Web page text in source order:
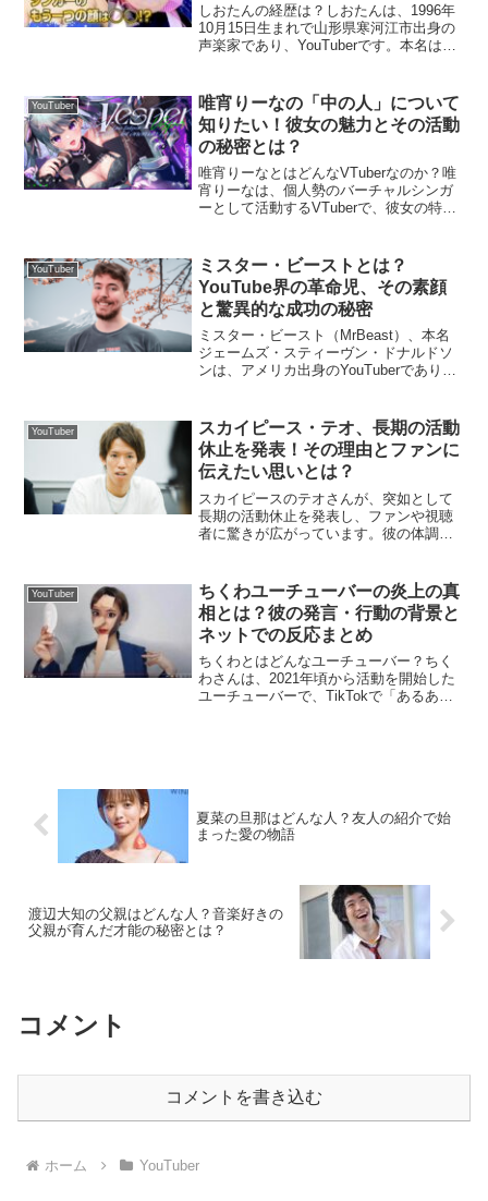
しおたんの経歴は？しおたんは、1996年
10月15日生まれで山形県寒河江市出身の
声楽家であり、YouTuberです。本名は鈴
音楽に親しみ、地元の歌唱大会での経験
をきっ...
YouTuber
唯宵りーなの「中の人」について
知りたい！彼女の魅力とその活動
の秘密とは？
唯宵りーなとはどんなVTuberなのか？唯
宵りーなは、個人勢のバーチャルシンガ
ーとして活動するVTuberで、彼女の特徴
信やゲーム実況、さらにはASMRなどさ
まざまな内容...
YouTuber
ミスター・ビーストとは？
YouTube界の革命児、その素顔
と驚異的な成功の秘密
ミスター・ビースト（MrBeast）、本名
ジェームズ・スティーヴン・ドナルドソ
ンは、アメリカ出身のYouTuberであり慈
潮流を生み出しました。2024年9月時点...
YouTuber
スカイピース・テオ、長期の活動
休止を発表！その理由とファンに
伝えたい思いとは？
スカイピースのテオさんが、突如として
長期の活動休止を発表し、ファンや視聴
者に驚きが広がっています。彼の体調不
テオが活動休止を発表した理由とは？テ
オさんは、体調不良が原因...
YouTuber
ちくわユーチューバーの炎上の真
相とは？彼の発言・行動の背景と
ネットでの反応まとめ
ちくわとはどんなユーチューバー？ちく
わさんは、2021年頃から活動を開始した
ユーチューバーで、TikTokで「あるあ
夏菜の旦那はどんな人？友人の紹介で始
まった愛の物語
渡辺大知の父親はどんな人？音楽好きの
父親が育んだ才能の秘密とは？
コメント
コメントを書き込む
ホーム YouTuber